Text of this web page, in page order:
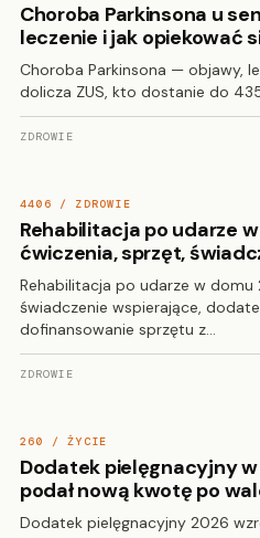
Choroba Parkinsona u
leczenie i jak opiekować
Choroba Parkinsona — objawy,
dolicza ZUS, kto dostanie do
ZDROWIE
4406 / ZDROWIE
Rehabilitacja po udarze
ćwiczenia, sprzęt,
Rehabilitacja po udarze w domu
świadczenie wspierające,
dofinansowanie sprzętu z…
ZDROWIE
260 / ŻYCIE
Dodatek pielęgnacyjny
podał nową kwotę po
Dodatek pielęgnacyjny 2026